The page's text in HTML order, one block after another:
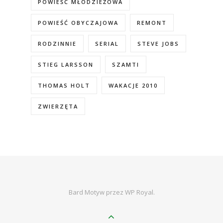
POWIEŚĆ MŁODZIEŻOWA
POWIEŚĆ OBYCZAJOWA REMONT
RODZINNIE SERIAL STEVE JOBS
STIEG LARSSON SZAMTI
THOMAS HOLT WAKACJE 2010
ZWIERZĘTA
Bard Motyw przez WP Royal.